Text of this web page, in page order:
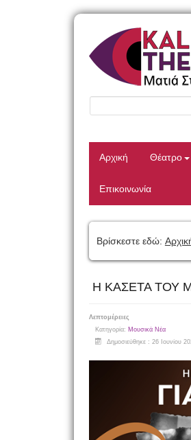
Αρχική Θέατρο
Επικοινωνία
Βρίσκεστε εδώ:
Η ΚΑΣΕΤΑ ΤΟΥ
Λεπτομέρειες
Κατηγορία: Μουσικά Νέα
Δημοσιεύθηκε : 26 Ιουνίου